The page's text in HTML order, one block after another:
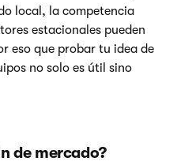
local, la competencia
estacionales pueden
eso que probar tu idea de
no solo es útil sino
de mercado?